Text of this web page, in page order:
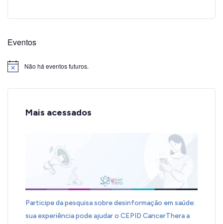
Eventos
Notice Não há eventos futuros.
Mais acessados
Participe da pesquisa sobre desinformação em saúde:
sua experiência pode ajudar o CEPID CancerThera a